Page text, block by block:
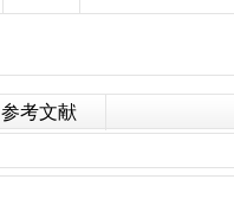
参考文献